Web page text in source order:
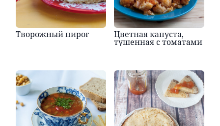
Творожный пирог Цветная капуста,
тушенная с томатами